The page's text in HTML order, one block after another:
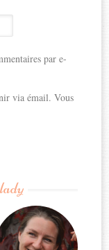
par e-
via émail. Vous